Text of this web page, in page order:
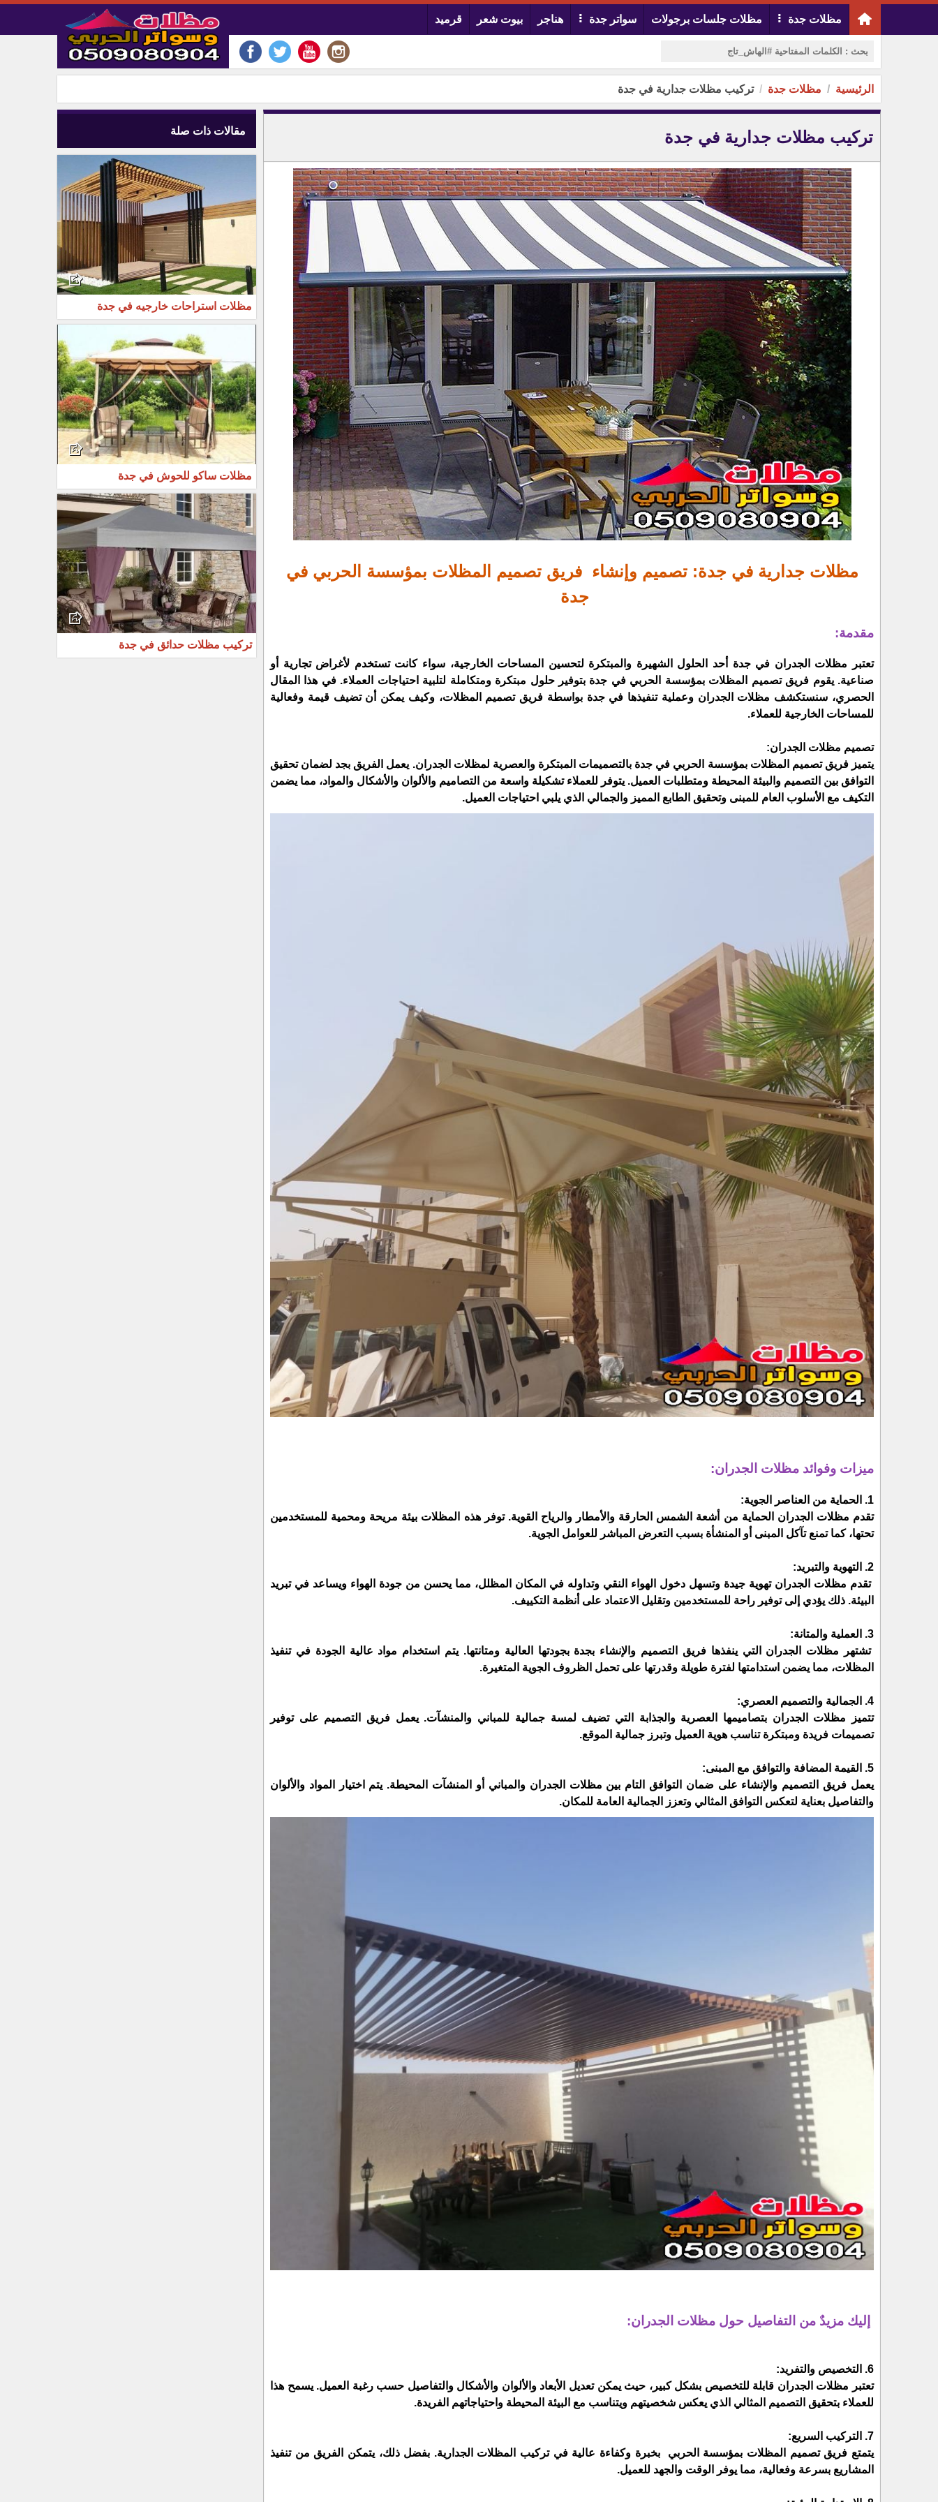
مظلات جدة مظلات جلسات برجولات سواتر جدة هناجر بيوت شعر قرميد
الرئيسية مظلات جدة تركيب مظلات جدارية في جدة
تركيب مظلات جدارية في جدة
مظلات جدارية في جدة: تصميم وإنشاء فريق تصميم المظلات بمؤسسة الحربي في
جدة
مقدمة:
تعتبر مظلات الجدران في جدة أحد الحلول الشهيرة والمبتكرة لتحسين المساحات الخارجية، سواء كانت تستخدم لأغراض تجارية أو
صناعية. يقوم فريق تصميم المظلات بمؤسسة الحربي في جدة بتوفير حلول مبتكرة ومتكاملة لتلبية احتياجات العملاء. في هذا المقال
الحصري، سنستكشف مظلات الجدران وعملية تنفيذها في جدة بواسطة فريق تصميم المظلات، وكيف يمكن أن تضيف قيمة وفعالية
للمساحات الخارجية للعملاء.
تصميم مظلات الجدران:
يتميز فريق تصميم المظلات بمؤسسة الحربي في جدة بالتصميمات المبتكرة والعصرية لمظلات الجدران. يعمل الفريق بجد لضمان تحقيق
التوافق بين التصميم والبيئة المحيطة ومتطلبات العميل. يتوفر للعملاء تشكيلة واسعة من التصاميم والألوان والأشكال والمواد، مما يضمن
التكيف مع الأسلوب العام للمبنى وتحقيق الطابع المميز والجمالي الذي يلبي احتياجات العميل.
ميزات وفوائد مظلات الجدران:
1. الحماية من العناصر الجوية:
تقدم مظلات الجدران الحماية من أشعة الشمس الحارقة والأمطار والرياح القوية. توفر هذه المظلات بيئة مريحة ومحمية للمستخدمين
تحتها، كما تمنع تآكل المبنى أو المنشأة بسبب التعرض المباشر للعوامل الجوية.
2. التهوية والتبريد:
تقدم مظلات الجدران تهوية جيدة وتسهل دخول الهواء النقي وتداوله في المكان المظلل، مما يحسن من جودة الهواء ويساعد في تبريد
البيئة. ذلك يؤدي إلى توفير راحة للمستخدمين وتقليل الاعتماد على أنظمة التكييف.
3. العملية والمتانة:
تشتهر مظلات الجدران التي ينفذها فريق التصميم والإنشاء بجدة بجودتها العالية ومتانتها. يتم استخدام مواد عالية الجودة في تنفيذ
المظلات، مما يضمن استدامتها لفترة طويلة وقدرتها على تحمل الظروف الجوية المتغيرة.
4. الجمالية والتصميم العصري:
تتميز مظلات الجدران بتصاميمها العصرية والجذابة التي تضيف لمسة جمالية للمباني والمنشآت. يعمل فريق التصميم على توفير
تصميمات فريدة ومبتكرة تناسب هوية العميل وتبرز جمالية الموقع.
5. القيمة المضافة والتوافق مع المبنى:
يعمل فريق التصميم والإنشاء على ضمان التوافق التام بين مظلات الجدران والمباني أو المنشآت المحيطة. يتم اختيار المواد والألوان
والتفاصيل بعناية لتعكس التوافق المثالي وتعزز الجمالية العامة للمكان.
إليك مزيدٌ من التفاصيل حول مظلات الجدران:
6. التخصيص والتفريد:
تعتبر مظلات الجدران قابلة للتخصيص بشكل كبير، حيث يمكن تعديل الأبعاد والألوان والأشكال والتفاصيل حسب رغبة العميل. يسمح هذا
للعملاء بتحقيق التصميم المثالي الذي يعكس شخصيتهم ويتناسب مع البيئة المحيطة واحتياجاتهم الفريدة.
7. التركيب السريع:
يتمتع فريق تصميم المظلات بمؤسسة الحربي بخبرة وكفاءة عالية في تركيب المظلات الجدارية. بفضل ذلك، يتمكن الفريق من تنفيذ
المشاريع بسرعة وفعالية، مما يوفر الوقت والجهد للعميل.
مقالات ذات صلة
مظلات استراحات خارجيه في جدة
مظلات ساكو للحوش في جدة
تركيب مظلات حدائق في جدة